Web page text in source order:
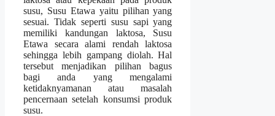
susu, Susu Etawa yaitu pilihan yang
sesuai. Tidak seperti susu sapi yang
memiliki kandungan laktosa, Susu
Etawa secara alami rendah laktosa
sehingga lebih gampang diolah. Hal
tersebut menjadikan pilihan bagus
bagi anda yang mengalami
ketidaknyamanan atau masalah
pencernaan setelah konsumsi produk
susu.